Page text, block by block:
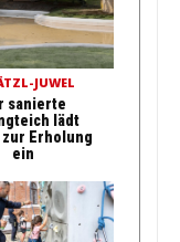
JUWEL
sanierte
lädt
Erholung
ein